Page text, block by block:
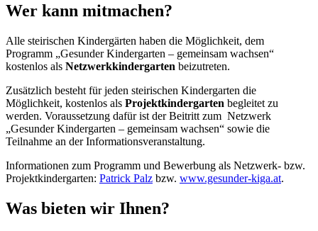
Wer kann mitmachen?
Alle steirischen Kindergärten haben die Möglichkeit, dem
Programm „Gesunder Kindergarten – gemeinsam wachsen“
kostenlos als Netzwerkkindergarten beizutreten.
Zusätzlich besteht für jeden steirischen Kindergarten die
Möglichkeit, kostenlos als Projektkindergarten begleitet zu
werden. Voraussetzung dafür ist der Beitritt zum Netzwerk
„Gesunder Kindergarten – gemeinsam wachsen“ sowie die
Teilnahme an der Informationsveranstaltung.
Informationen zum Programm und Bewerbung als Netzwerk- bzw.
Projektkindergarten: Patrick Palz bzw. www.gesunder-kiga.at.
Was bieten wir Ihnen?